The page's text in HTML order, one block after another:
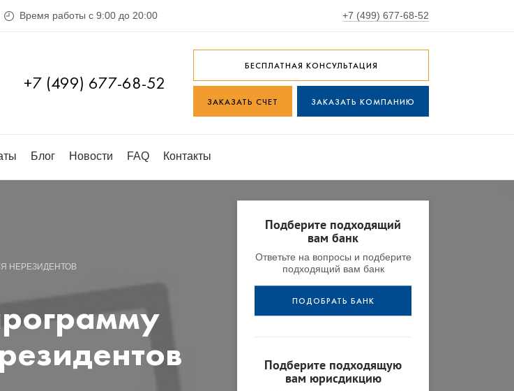
Время работы с 9:00 до 20:00 +7 (499) 677-68-52
+7 (499) 677-68-52
БЕСПЛАТНАЯ КОНСУЛЬТАЦИЯ
ЗАКАЗАТЬ СЧЕТ ЗАКАЗАТЬ КОМПАНИЮ
Блог Новости FAQ Контакты
НЕРЕЗИДЕНТОВ
Подберите подходящий
вам банк
Ответьте на вопросы и подберите
подходящий вам банк
ПОДОБРАТЬ БАНК
Подберите подходящую
вам юрисдикцию